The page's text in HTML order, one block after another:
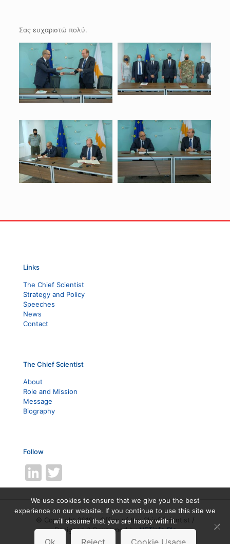
Σας ευχαριστώ πολύ.
Links
The Chief Scientist
Strategy and Policy
Speeches
News
Contact
The Chief Scientist
About
Role and Mission
Message
Biography
Follow
LinkedIn
© Copyright 2019 - Office of the Chief Scientist /
Designed & Developed byNETinfo Plc
We use cookies to ensure that we give you the best
experience on our website. If you continue to use this site we
will assume that you are happy with it.
Ok Reject Cookie Usage